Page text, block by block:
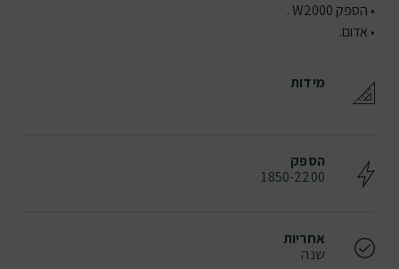
• הספק W2000 .
• אדום.
מידות
הספק
1850-2200
אחריות
שנה